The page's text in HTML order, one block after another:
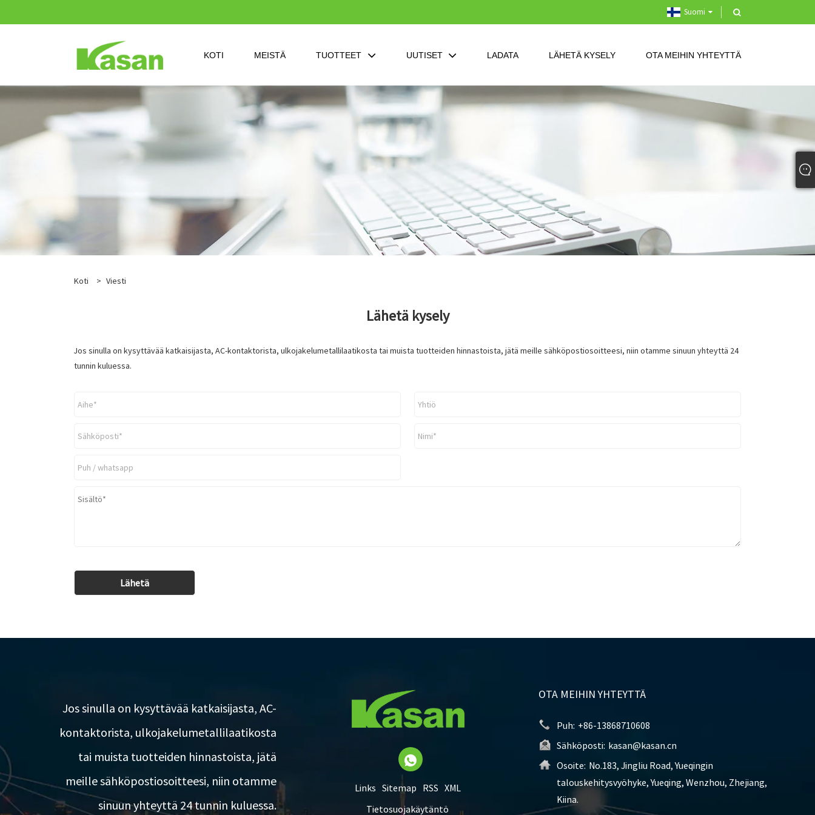
Suomi
KOTI MEISTÄ TUOTTEET UUTISET LADATA LÄHETÄ KYSELY OTA MEIHIN YHTEYTTÄ
Koti > Viesti
Lähetä kysely
Jos sinulla on kysyttävää katkaisijasta, AC-kontaktorista, ulkojakelumetallilaatikosta tai muista tuotteiden hinnastoista, jätä meille sähköpostiosoitteesi, niin otamme sinuun yhteyttä 24
tunnin kuluessa.
Jos sinulla on kysyttävää katkaisijasta, AC-
kontaktorista, ulkojakelumetallilaatikosta
tai muista tuotteiden hinnastoista, jätä
meille sähköpostiosoitteesi, niin otamme
sinuun yhteyttä 24 tunnin kuluessa.
Links Sitemap RSS XML
Tietosuojakäytäntö
OTA MEIHIN YHTEYTTÄ
Puh: +86-13868710608
Sähköposti: kasan@kasan.cn
Osoite: No.183, Jingliu Road, Yueqingin
talouskehitysvyöhyke, Yueqing, Wenzhou, Zhejiang,
Kiina.